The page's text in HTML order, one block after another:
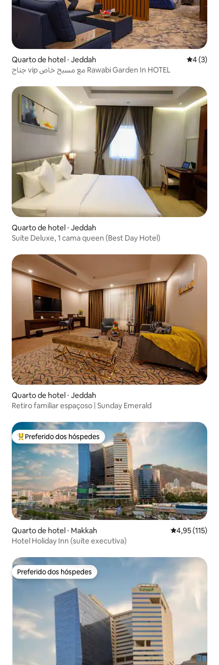
Quarto de hotel ⋅ Jeddah 4 de
4 (3)
جناح vip مع مسبح خاص Rawabi Garden In HOTEL
Quarto de hotel ⋅ Jeddah
Suíte Deluxe, 1 cama queen (Best Day Hotel)
Quarto de hotel ⋅ Jeddah
Retiro familiar espaçoso | Sunday Emerald
Entre os melhores preferidos dos hóspedes
Preferido dos hóspedes
Quarto de hotel ⋅ Makkah 4,95 de uma
4,95 (115)
Hotel Holiday Inn (suíte executiva)
Preferido dos hóspedes
Preferido dos hóspedes